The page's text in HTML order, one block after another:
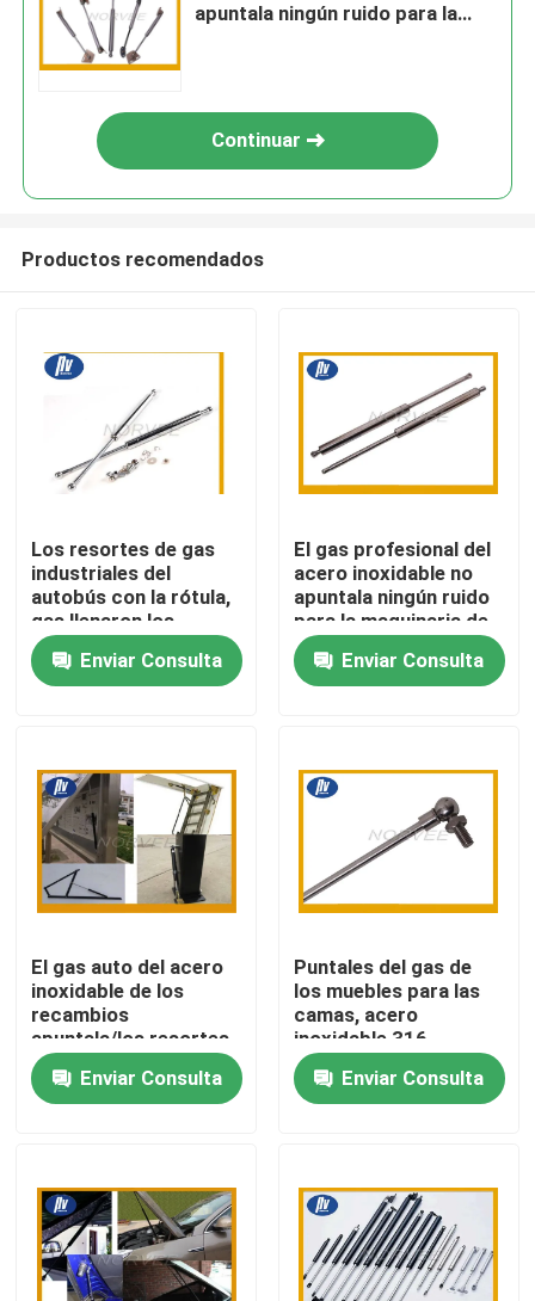
Hogar
Productos
Viaje de la fábrica
Control de calidad
Éntrenos en contacto con
Pida una cita
Primavera espiral plana
Primavera espiral de la torsión
apuntala ningún ruido para la
Continuar
Productos recomendados
Los resortes de gas
industriales del
autobús con la rótula,
gas llenaron los
puntales para el
automóvilEnviar Consulta
El gas profesional del
acero inoxidable no
apuntala ningún ruido
para la maquinaria de
la agricultura
Enviar Consulta
El gas auto del acero
inoxidable de los
recambios
apuntala/los resortes
de gas/la elevación de
gas con la rótula
Enviar Consulta
Puntales del gas de
los muebles para las
camas, acero
inoxidable 316
puntales del gas del
armario de cocina
Enviar Consulta